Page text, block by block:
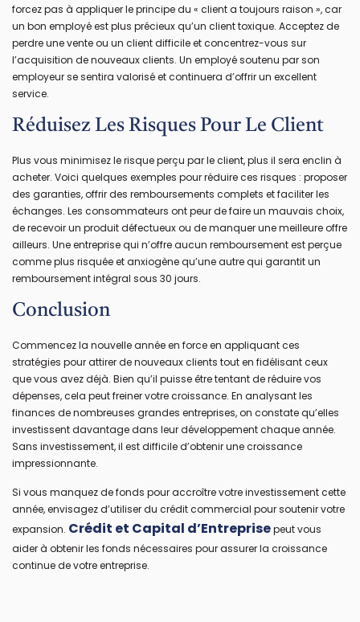
forcez pas à appliquer le principe du « client a toujours raison », car
un bon employé est plus précieux qu’un client toxique. Acceptez de
perdre une vente ou un client difficile et concentrez-vous sur
l’acquisition de nouveaux clients. Un employé soutenu par son
employeur se sentira valorisé et continuera d’offrir un excellent
service.
Réduisez Les Risques Pour Le Client
Plus vous minimisez le risque perçu par le client, plus il sera enclin à
acheter. Voici quelques exemples pour réduire ces risques : proposer
des garanties, offrir des remboursements complets et faciliter les
échanges. Les consommateurs ont peur de faire un mauvais choix,
de recevoir un produit défectueux ou de manquer une meilleure offre
ailleurs. Une entreprise qui n’offre aucun remboursement est perçue
comme plus risquée et anxiogène qu’une autre qui garantit un
remboursement intégral sous 30 jours.
Conclusion
Commencez la nouvelle année en force en appliquant ces
stratégies pour attirer de nouveaux clients tout en fidélisant ceux
que vous avez déjà. Bien qu’il puisse être tentant de réduire vos
dépenses, cela peut freiner votre croissance. En analysant les
finances de nombreuses grandes entreprises, on constate qu’elles
investissent davantage dans leur développement chaque année.
Sans investissement, il est difficile d’obtenir une croissance
impressionnante.
Si vous manquez de fonds pour accroître votre investissement cette
année, envisagez d’utiliser du crédit commercial pour soutenir votre
expansion. Crédit et Capital d’Entreprisepeut vous
aider à obtenir les fonds nécessaires pour assurer la croissance
continue de votre entreprise.